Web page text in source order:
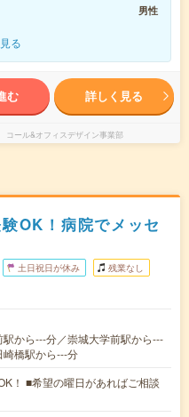
男性
る
む 詳しく見る
コール&オフィスデザイン事業部
OK！病院でメッセ
土日祝日が休み 残業なし
から---分／崇城大学前駅から---
橋駅から---分
！ ■希望の曜日があればご相談